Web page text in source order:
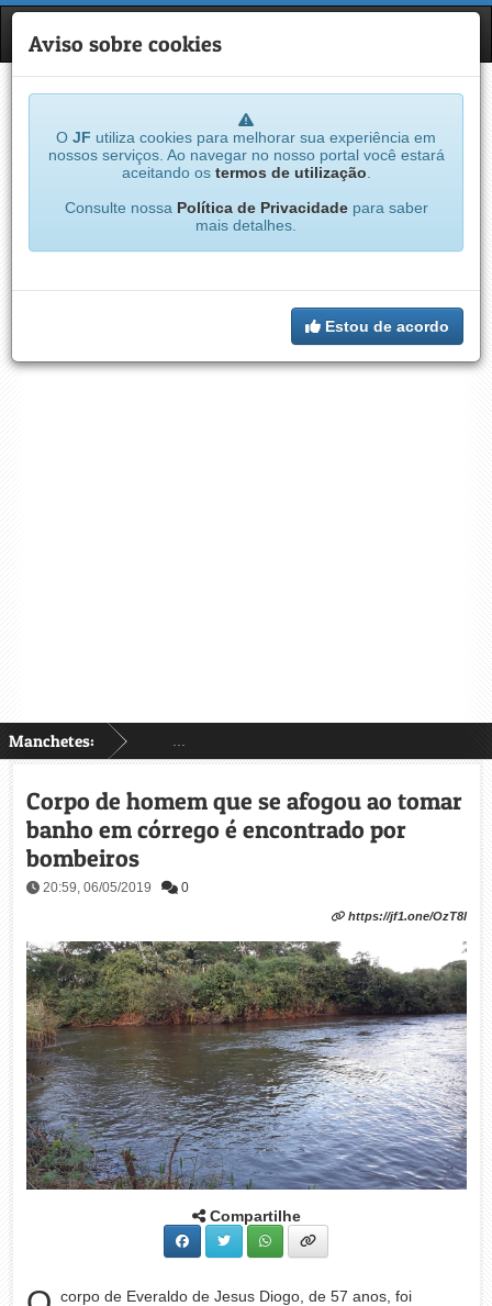
JF
Manchetes:
Aviso sobre cookies
O JF utiliza cookies para melhorar sua experiência em
nossos serviços. Ao navegar no nosso portal você estará
aceitando os termos de utilização
Consulte nossa Política de Privacidadepara saber
mais detalhes.
Estou de acordo
Corpo de homem que se afogou ao tomar
banho em córrego é encontrado por
bombeiros
20:59, 06/05/2019 0
https://jf1.one/OzT8l
Compartilhe
corpo de Everaldo de Jesus Diogo, de 57 anos, foi